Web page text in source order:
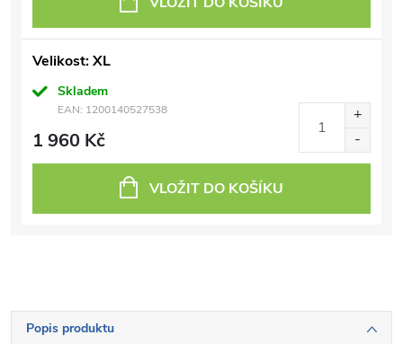
Velikost: XL
Skladem
EAN: 1200140527538
1 960 Kč
VLOŽIT DO KOŠÍKU
Popis produktu